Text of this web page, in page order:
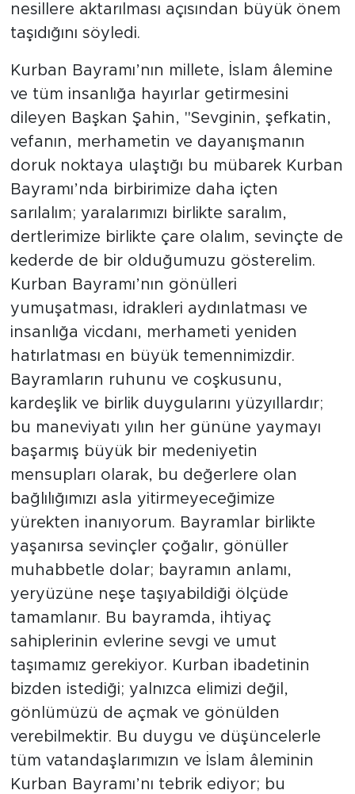
nesillere aktarılması açısından büyük önem
taşıdığını söyledi.
Kurban Bayramı’nın millete, İslam âlemine
ve tüm insanlığa hayırlar getirmesini
dileyen Başkan Şahin, "Sevginin, şefkatin,
vefanın, merhametin ve dayanışmanın
doruk noktaya ulaştığı bu mübarek Kurban
Bayramı’nda birbirimize daha içten
sarılalım; yaralarımızı birlikte saralım,
dertlerimize birlikte çare olalım, sevinçte de
kederde de bir olduğumuzu gösterelim.
Kurban Bayramı’nın gönülleri
yumuşatması, idrakleri aydınlatması ve
insanlığa vicdanı, merhameti yeniden
hatırlatması en büyük temennimizdir.
Bayramların ruhunu ve coşkusunu,
kardeşlik ve birlik duygularını yüzyıllardır;
bu maneviyatı yılın her gününe yaymayı
başarmış büyük bir medeniyetin
mensupları olarak, bu değerlere olan
bağlılığımızı asla yitirmeyeceğimize
yürekten inanıyorum. Bayramlar birlikte
yaşanırsa sevinçler çoğalır, gönüller
muhabbetle dolar; bayramın anlamı,
yeryüzüne neşe taşıyabildiği ölçüde
tamamlanır. Bu bayramda, ihtiyaç
sahiplerinin evlerine sevgi ve umut
taşımamız gerekiyor. Kurban ibadetinin
bizden istediği; yalnızca elimizi değil,
gönlümüzü de açmak ve gönülden
verebilmektir. Bu duygu ve düşüncelerle
tüm vatandaşlarımızın ve İslam âleminin
Kurban Bayramı’nı tebrik ediyor; bu